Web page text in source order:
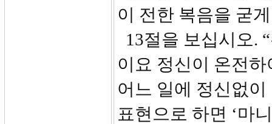
이 전한 복음을 굳
13절을 보십시오.
이요 정신이 온전
어느 일에 정신없
표현으로 하면 ‘마